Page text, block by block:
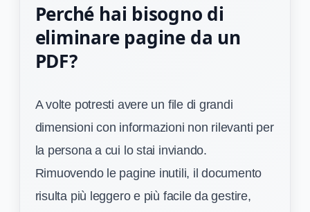
Perché hai bisogno di
eliminare pagine da un
PDF?
A volte potresti avere un file di grandi
dimensioni con informazioni non rilevanti per
la persona a cui lo stai inviando.
Rimuovendo le pagine inutili, il documento
risulta più leggero e più facile da gestire,